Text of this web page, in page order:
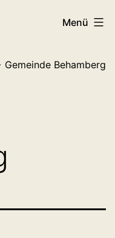
Menü
Gemeinde Behamberg